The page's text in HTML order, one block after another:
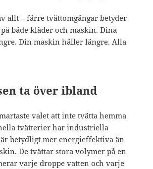
allt – färre tvättomgångar betyder
både kläder och maskin. Dina
Din maskin håller längre. Alla
ta över ibland
valet att inte tvätta hemma
tvätterier har industriella
betydligt mer energieffektiva än
De tvättar stora volymer på en
varje droppe vatten och varje